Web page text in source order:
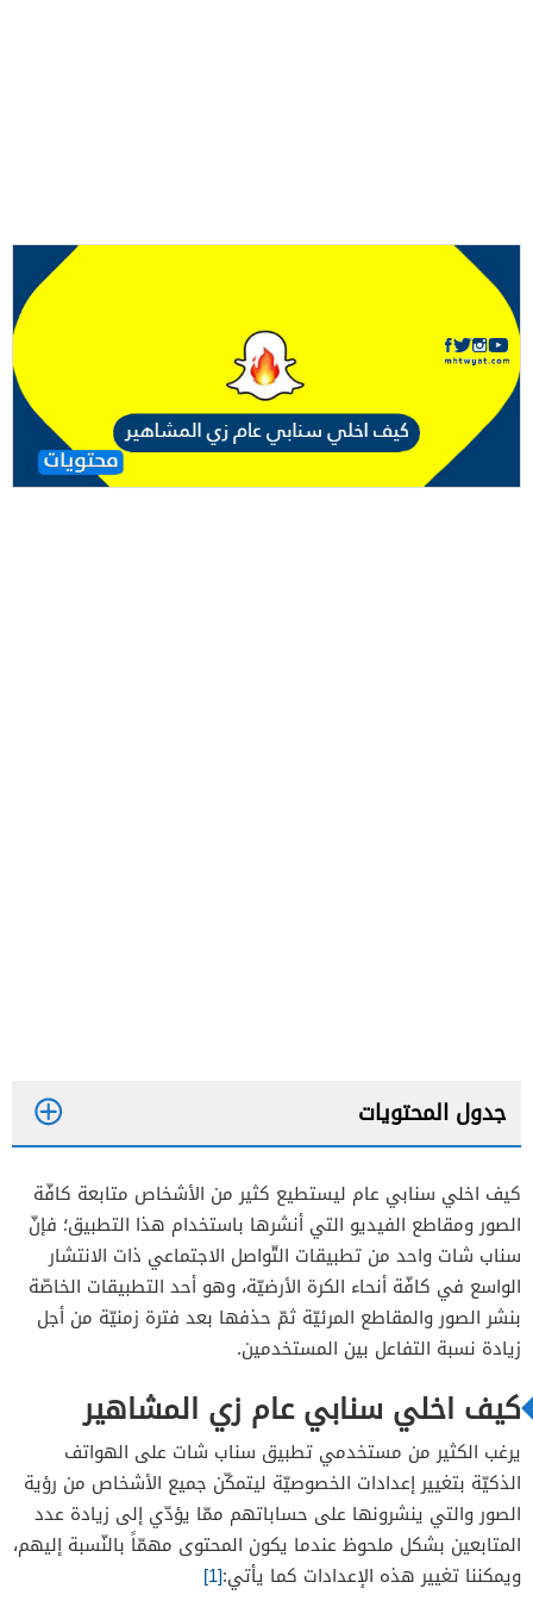
جدول المحتويات
كيف اخلي سنابي عام ليستطيع كثير من الأشخاص متابعة كافّة
الصور ومقاطع الفيديو التي أنشرها باستخدام هذا التطبيق؛ فإنّ
سناب شات واحد من تطبيقات التّواصل الاجتماعي ذات الانتشار
الواسع في كافّة أنحاء الكرة الأرضيّة، وهو أحد التطبيقات الخاصّة
بنشر الصور والمقاطع المرئيّة ثمّ حذفها بعد فترة زمنيّة من أجل
زيادة نسبة التفاعل بين المستخدمين.
كيف اخلي سنابي عام زي المشاهير
يرغب الكثير من مستخدمي تطبيق سناب شات على الهواتف
الذكيّة بتغيير إعدادات الخصوصيّة ليتمكّن جميع الأشخاص من رؤية
الصور والتي ينشرونها على حساباتهم ممّا يؤدّي إلى زيادة عدد
المتابعين بشكل ملحوظ عندما يكون المحتوى مهمّاً بالنّسبة إليهم،
ويمكننا تغيير هذه الإعدادات كما يأتي:[1]